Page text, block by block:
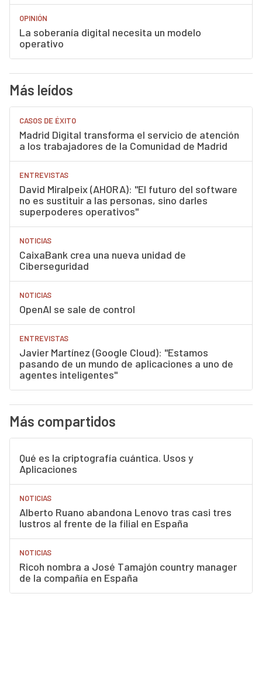
OPINIÓN
La soberanía digital necesita un modelo
operativo
Más leídos
CASOS DE ÉXITO
Madrid Digital transforma el servicio de atención
a los trabajadores de la Comunidad de Madrid
ENTREVISTAS
David Miralpeix (AHORA): "El futuro del software
no es sustituir a las personas, sino darles
superpoderes operativos"
NOTICIAS
CaixaBank crea una nueva unidad de
Ciberseguridad
NOTICIAS
OpenAI se sale de control
ENTREVISTAS
Javier Martínez (Google Cloud): "Estamos
pasando de un mundo de aplicaciones a uno de
agentes inteligentes"
Más compartidos
Qué es la criptografía cuántica. Usos y
Aplicaciones
NOTICIAS
Alberto Ruano abandona Lenovo tras casi tres
lustros al frente de la filial en España
NOTICIAS
Ricoh nombra a José Tamajón country manager
de la compañía en España